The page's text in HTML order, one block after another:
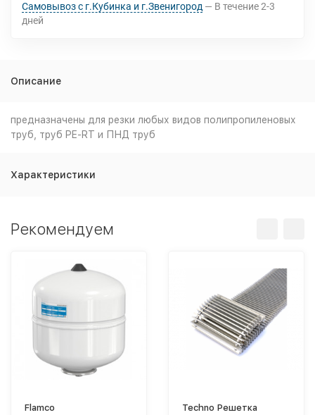
Самовывоз с г.Кубинка и г.Звенигород В течение2-3
дней
Описание
предназначены для резки любых видов полипропиленовых
труб, труб PE-RT и ПНД труб
Характеристики
Рекомендуем
Flamco
Techno Решетка